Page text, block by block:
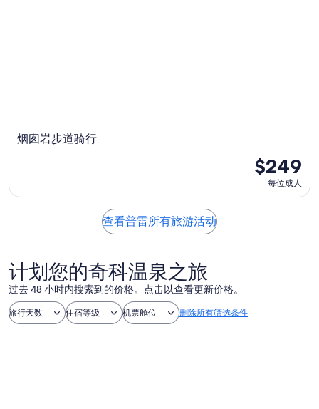
烟囱岩步道骑行
$249
每位成人
查看普雷所有旅游活动
计划您的奇科温泉之旅
过去 48 小时内搜索到的价格。点击以查看更新价格。
旅行天数 住宿等级 机票舱位 删除所有筛选条件